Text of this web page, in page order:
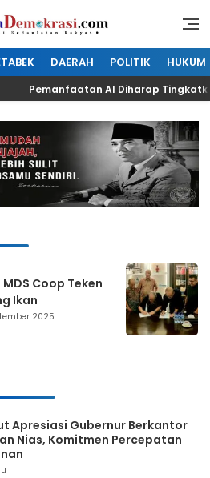
Rakyat
DAERAH POLITIK HUKUM
Pemanfaatan AI Diharap
MDS Coop Teken
Ikan
2025
Apresiasi Gubernur Berkantor
Nias, Komitmen Percepatan